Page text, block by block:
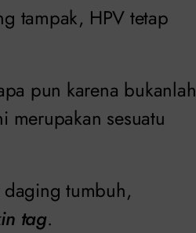
tampak, HPV tetap
pun karena bukanlah
merupakan sesuatu
tumbuh,
tag.